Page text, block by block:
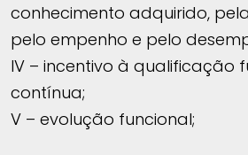
conhecimento adquirido,
pelo empenho e pelo
IV – incentivo à qualificação
contínua;
V – evolução funcional;